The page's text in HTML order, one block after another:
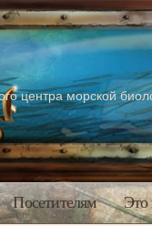
центра морской
Посетителям Это